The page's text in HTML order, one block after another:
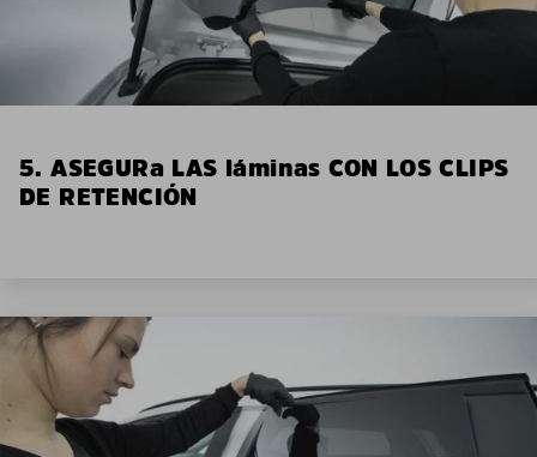
5. ASEGURa LAS láminas CON LOS CLIPS
DE RETENCIÓN